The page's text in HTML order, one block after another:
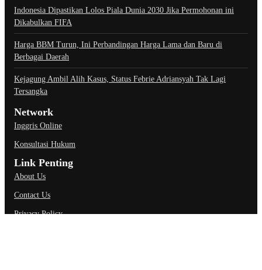
Indonesia Dipastikan Lolos Piala Dunia 2030 Jika Permohonan ini
Dikabulkan FIFA
Harga BBM Turun, Ini Perbandingan Harga Lama dan Baru di
Berbagai Daerah
Kejagung Ambil Alih Kasus, Status Febrie Adriansyah Tak Lagi
Tersangka
Network
Inggris Online
Konsultasi Hukum
Link Penting
About Us
Contact Us
Privacy Policy